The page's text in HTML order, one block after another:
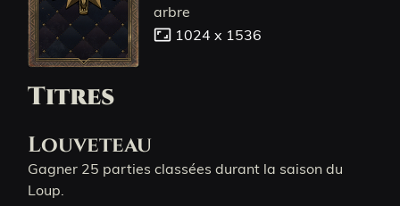
arbre
aspect_ratio 1024 x 1536
Titres
Louveteau
Gagner 25 parties classées durant la saison du
Loup.